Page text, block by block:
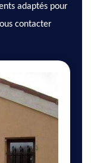
adaptés pour
contacter